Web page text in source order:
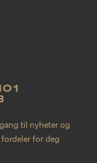
til nyheter og
for deg